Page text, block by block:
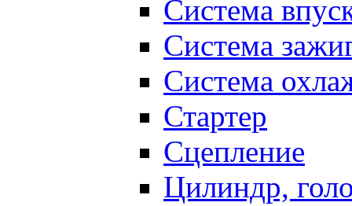
Система
Система
Система
Стартер
Сцепление
Цилиндр,